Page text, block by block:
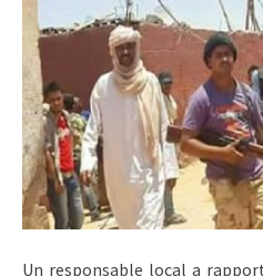
Un responsable local a